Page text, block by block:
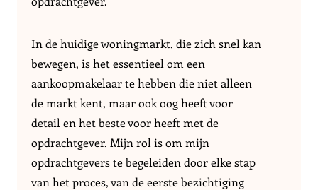
In de huidige woningmarkt, die zich snel kan
bewegen, is het essentieel om een
aankoopmakelaar te hebben die niet alleen
de markt kent, maar ook oog heeft voor
detail en het beste voor heeft met de
opdrachtgever. Mijn rol is om mijn
opdrachtgevers te begeleiden door elke stap
van het proces, van de eerste bezichtiging